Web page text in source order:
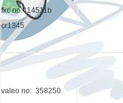
fkc no:414511b
cr1345
valeo no: 358250